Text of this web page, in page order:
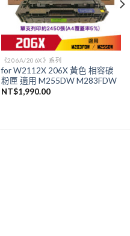
《206A/206X》系列
for W2112X 206X 黃色 相容碳
粉匣 適用 M255DW M283FDW
NT$1,990.00